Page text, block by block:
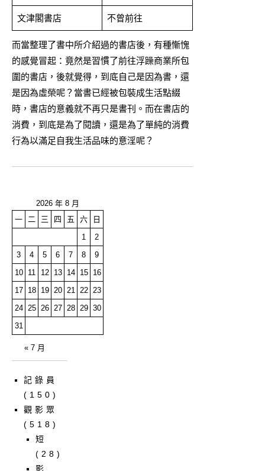
文津閣書店 不曾前往
而當整理了書中所介紹過的書店後，有種慚愧
的感覺冒起：竟然是習慣了前往浮躁商業所包
圍的書店，後就覺得，到底自己是因為書，還
是因為虛榮呢？當書已經被包裝成生活點綴
時，書店的意義就不再只是書刊。而在書店的
消費，到底是為了閱讀，還是為了單純的消費
行為以滿足自我生活品味的意淫呢？
2026 年 8 月
一
二 三 四 五 六
日
1
2
3
4 5 6 7 8
9
10
11 12 13 14 15
16
17
18 19 20 21 22
23
24
25 26 27 28 29 30
31
« 7 月
記錄員
(150)
觀影眾
(518)
短
(28)
影